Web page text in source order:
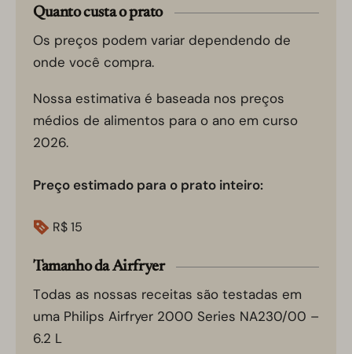
Quanto custa o prato
Os preços podem variar dependendo de
onde você compra.
Nossa estimativa é baseada nos preços
médios de alimentos para o ano em curso
2026.
Preço estimado para o prato inteiro:
R$15
Tamanho da Airfryer
Todas as nossas receitas são testadas em
uma Philips Airfryer 2000 Series NA230/00 –
6.2 L